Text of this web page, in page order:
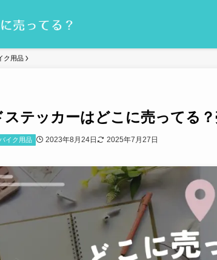
ク用品
ステッカーはどこに売ってる
イク用品 2023年8月24日 2025年7月27日